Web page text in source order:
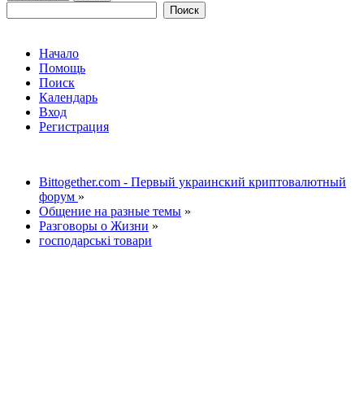
Начало
Помощь
Поиск
Календарь
Вход
Регистрация
Bittogether.com - Первый украинский криптовалютный
форум »
Общение на разные темы »
Разговоры о Жизни »
господарські товари